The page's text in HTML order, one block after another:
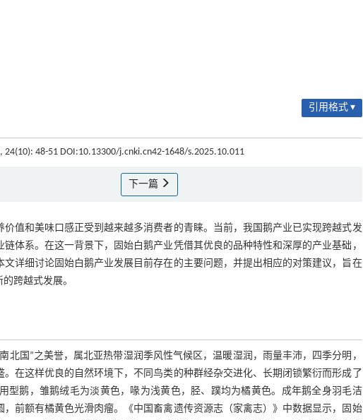
引用格式 ▾
24(10): 48-51 DOI:10.13300/j.cnki.cn42-1648/s.2025.10.011
下一篇
值和美味口感正受到越来越多消费者的青睐。当前，我国鹅产业已实现跨越式发
体系。在这一背景下，固始白鹅产业凭借其优良的品种特性和深厚的产业基础，
详细讨论固始白鹅产业发展目前存在的主要问题，并提出相应的对策建议，旨在
跨越式发展。
国”之美誉，属北亚热带湿润季风性气候区，温暖湿润，雨量丰沛，四季分明，
在这样优良的自然环境下，不同鸟类的种群经杂交进化、长期闭锁繁衍而形成了
型鹅，雏鹅绒毛为淡黄色，喙为浅黄色，胫、蹼均为橘黄色。成年鹅全身羽毛洁
前额有橘黄色光滑肉瘤。《中国畜禽遗传资源志（家禽志）》中数据显示，固始